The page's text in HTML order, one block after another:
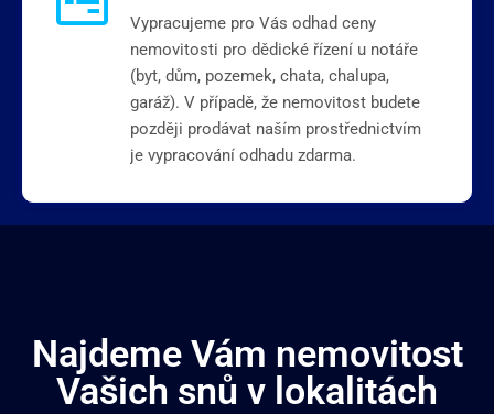
Vypracujeme pro Vás odhad ceny
nemovitosti pro dědické řízení u notáře
(byt, dům, pozemek, chata, chalupa,
garáž). V případě, že nemovitost budete
později prodávat naším prostřednictvím
je vypracování odhadu zdarma.
Najdeme Vám nemovitost
Vašich snů v lokalitách